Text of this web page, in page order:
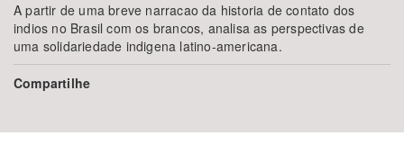
A partir de uma breve narracao da historia de contato dos
indios no Brasil com os brancos, analisa as perspectivas de
uma solidariedade indigena latino-americana.
Compartilhe